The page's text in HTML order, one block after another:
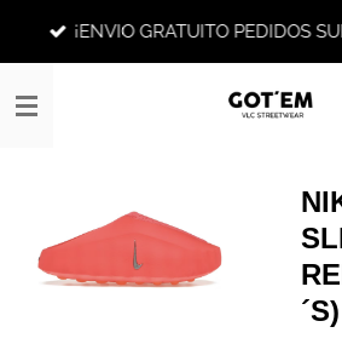
principal
¡ENVIO GRATUITO PEDIDOS
´S)